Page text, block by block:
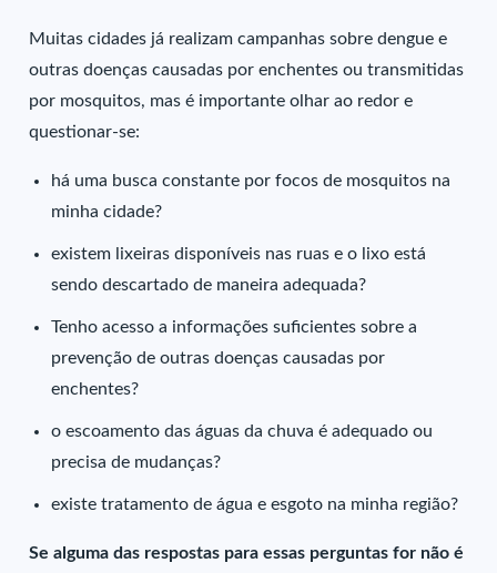
Muitas cidades já realizam campanhas sobre dengue e
outras doenças causadas por enchentes ou transmitidas
por mosquitos, mas é importante olhar ao redor e
questionar-se:
há uma busca constante por focos de mosquitos na
minha cidade?
existem lixeiras disponíveis nas ruas e o lixo está
sendo descartado de maneira adequada?
Tenho acesso a informações suficientes sobre a
prevenção de outras doenças causadas por
enchentes?
o escoamento das águas da chuva é adequado ou
precisa de mudanças?
existe tratamento de água e esgoto na minha região?
Se alguma das respostas para essas perguntas for não é